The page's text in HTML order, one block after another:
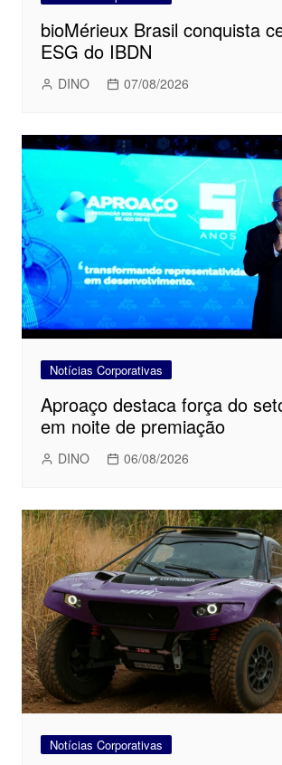
bioMérieux Brasil conquista
ESG do IBDN
DINO 07/08/2026
Notícias Corporativas
Aproaço destaca força do
em noite de premiação
DINO 06/08/2026
Notícias Corporativas